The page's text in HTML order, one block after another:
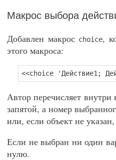
Макрос выбора
Добавлен макрос choice,
этого макроса:
<<choice 'Действие1;
Автор перечисляет внутри
запятой, а номер
или, если объект не
Если не выбран ни один
нулю.